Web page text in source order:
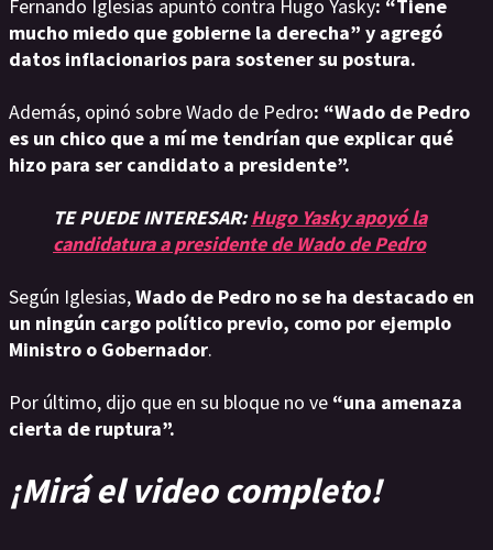
Fernando Iglesias apuntó contra Hugo Yasky: “Tiene
mucho miedo que gobierne la derecha” y agregó
datos inflacionarios para sostener su postura.
Además, opinó sobre Wado de Pedro: “Wado de Pedro
es un chico que a mí me tendrían que explicar qué
hizo para ser candidato a presidente”.
TE PUEDE INTERESAR:Hugo Yasky apoyó la
candidatura a presidente de Wado de Pedro
Según Iglesias,Wado de Pedro no se ha destacado en
un ningún cargo político previo, como por ejemplo
Ministro o Gobernador.
Por último, dijo que en su bloque no ve “una amenaza
cierta de ruptura”.
¡Mirá el video completo!